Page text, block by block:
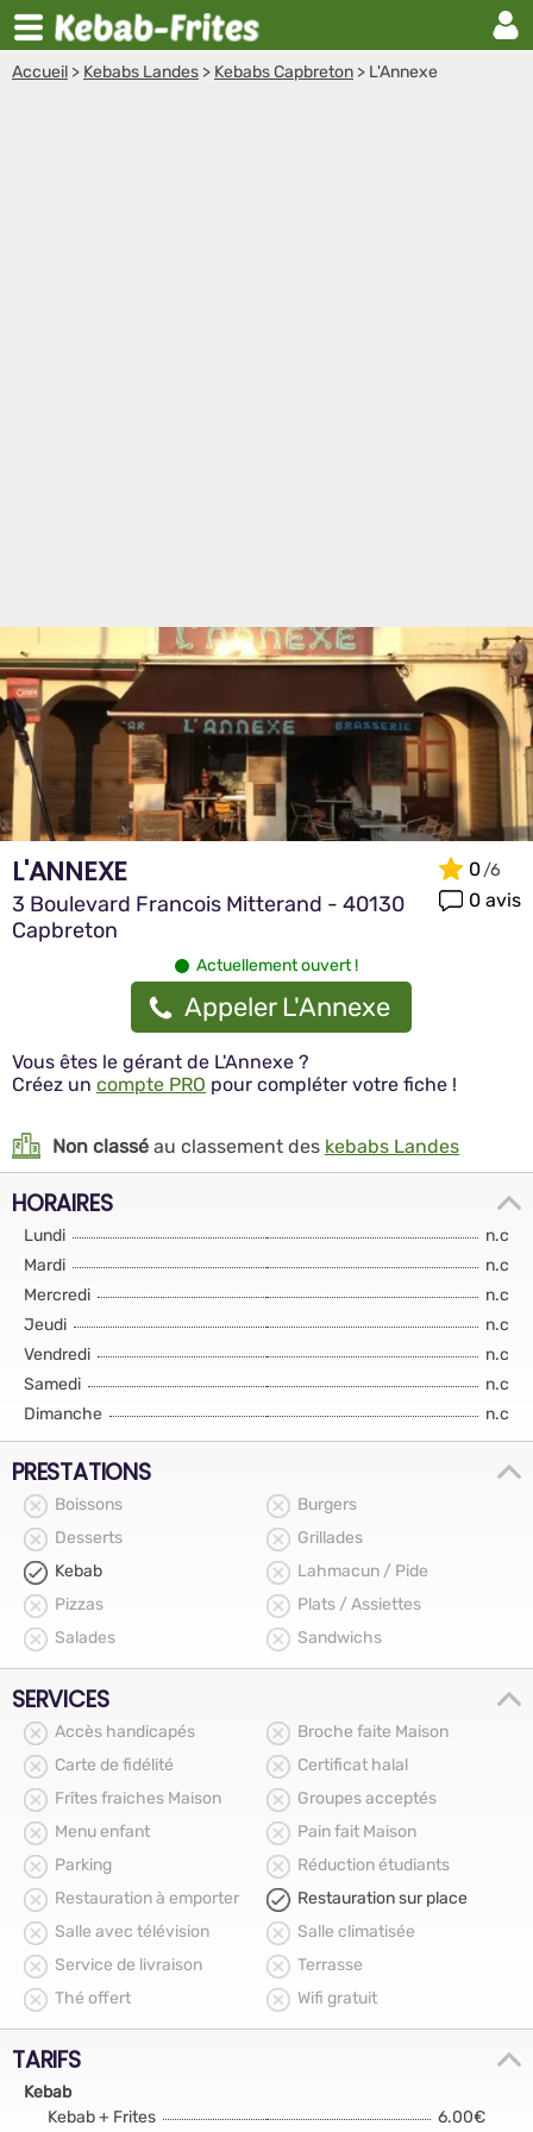
Accueil > Kebabs Landes > Kebabs Capbreton > L'Annexe
L'ANNEXE
3 Boulevard Francois Mitterand - 40130
Capbreton
0
0 avis
Actuellement ouvert !
Appeler L'Annexe
Vous êtes le gérant de L'Annexe ?
Créez un compte PRO pour compléter votre fiche !
Non classé au classement des kebabs Landes
HORAIRES
Lundi
n.c
Mardi
n.c
Mercredi
n.c
Jeudi
n.c
Vendredi
n.c
Samedi
n.c
Dimanche
n.c
PRESTATIONS
Boissons
Burgers
Desserts
Grillades
Kebab
Lahmacun / Pide
Pizzas
Plats / Assiettes
Salades
Sandwichs
SERVICES
Accès handicapés
Broche faite Maison
Carte de fidélité
Certificat halal
Frîtes fraiches Maison
Groupes acceptés
Menu enfant
Pain fait Maison
Parking
Réduction étudiants
Restauration à emporter
Restauration sur place
Salle avec télévision
Salle climatisée
Service de livraison
Terrasse
Thé offert
Wifi gratuit
TARIFS
Kebab
Kebab + Frites
6.00€